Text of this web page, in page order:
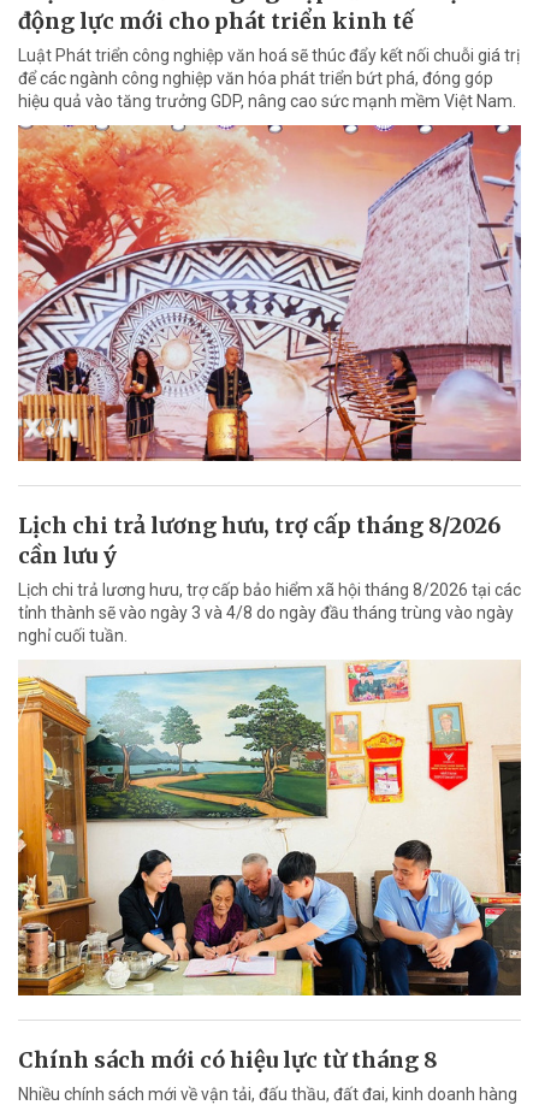
động lực mới cho phát triển kinh tế
Luật Phát triển công nghiệp văn hoá sẽ thúc đẩy kết nối chuỗi giá trị
để các ngành công nghiệp văn hóa phát triển bứt phá, đóng góp
hiệu quả vào tăng trưởng GDP, nâng cao sức mạnh mềm Việt Nam.
Lịch chi trả lương hưu, trợ cấp tháng 8/2026
cần lưu ý
Lịch chi trả lương hưu, trợ cấp bảo hiểm xã hội tháng 8/2026 tại các
tỉnh thành sẽ vào ngày 3 và 4/8 do ngày đầu tháng trùng vào ngày
nghỉ cuối tuần.
Chính sách mới có hiệu lực từ tháng 8
Nhiều chính sách mới về vận tải, đấu thầu, đất đai, kinh doanh hàng